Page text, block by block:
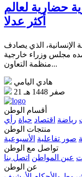
حضارية لعالم
أكثر عدلا
الإنسانية، الذي يصادف
مجلس وزراء خارجية
منظمة التعاون...
هادي اليامي
21 صفر 1448 هـ
أقسام الوطن
رياضة اقتصاد حياة رأي
منتجات الوطن
صور تفاعلية الأسبوعية
تواصل مع الوطن
عين المواطن اتصل بنا
عن الوطن